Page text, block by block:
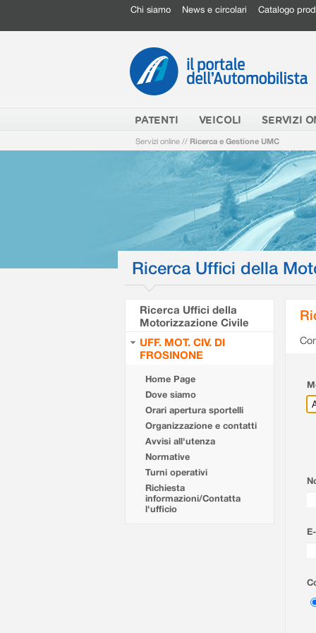
Chi siamo News e circolari Catalogo
PATENTI VEICOLI SERVIZI
Servizi online // Ricerca e Gestione UMC
Ricerca Uffici della
Ricerca Uffici della
Motorizzazione Civile
UFF. MOT. CIV. DI
FROSINONE
Home Page
Dove siamo
Orari apertura sportelli
Organizzazione e contatti
Avvisi all'utenza
Normative
Turni operativi
Richiesta
informazioni/Contatta
l'ufficio